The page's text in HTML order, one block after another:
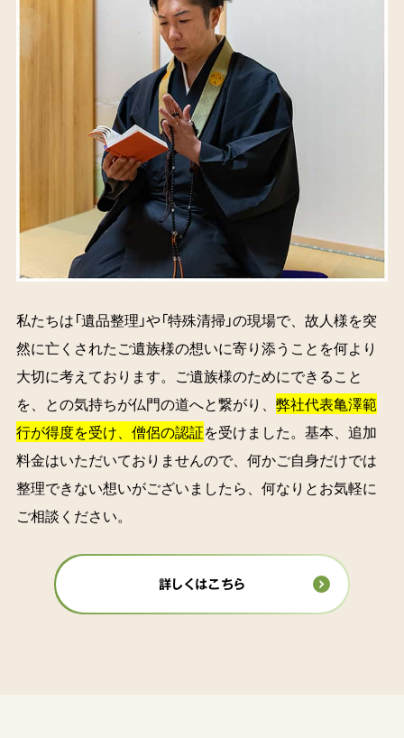
私たちは「遺品整理」や「特殊清掃」の現場で、故人様を突
然に亡くされたご遺族様の想いに寄り添うことを何より
大切に考えております。ご遺族様のためにできること
を、との気持ちが仏門の道へと繋がり、 弊社代表亀澤範
行が得度を受け、僧侶の認証を受けました。基本、追加
料金はいただいておりませんので、何かご自身だけでは
整理できない想いがございましたら、何なりとお気軽に
ご相談ください。
詳しくはこちら